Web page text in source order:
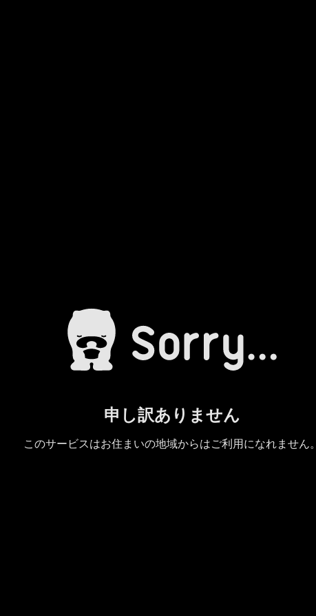
申し訳ありません
このサービスはお住まいの地域からはご利用になれません。